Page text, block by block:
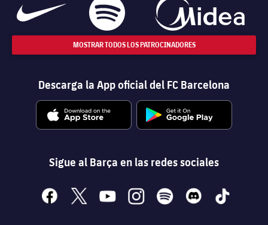
MOSTRAR TODOS LOS PATROCINADORES
Descarga la App oficial del FC Barcelona
Sigue al Barça en las redes sociales
facebook
x youtubeinstagramspotify discord tiktok